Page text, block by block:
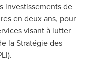
investissements de
en deux ans, pour
visant à lutter
la Stratégie des